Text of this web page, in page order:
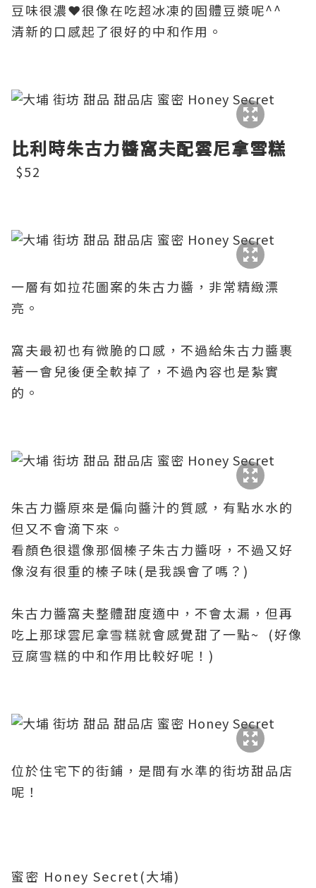
豆味很濃❤很像在吃超冰凍的固體豆漿呢^^
清新的口感起了很好的中和作用。
比利時朱古力醬窩夫配雲尼拿雪糕
$52
一層有如拉花圖案的朱古力醬，非常精緻漂
亮。
窩夫最初也有微脆的口感，不過給朱古力醬裹
著一會兒後便全軟掉了，不過內容也是紮實
的。
朱古力醬原來是偏向醬汁的質感，有點水水的
但又不會滴下來。
看顏色很還像那個榛子朱古力醬呀，不過又好
像沒有很重的榛子味(是我誤會了嗎？)
朱古力醬窩夫整體甜度適中，不會太漏，但再
吃上那球雲尼拿雪糕就會感覺甜了一點~ (好像
豆腐雪糕的中和作用比較好呢！)
位於住宅下的街鋪，是間有水準的街坊甜品店
呢！
蜜密 Honey Secret(大埔)